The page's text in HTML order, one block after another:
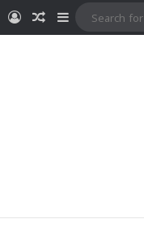
MasukRandom Article
Sidebar